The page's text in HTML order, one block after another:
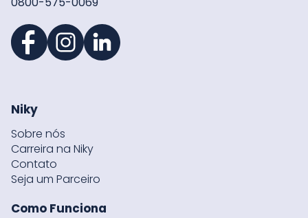
Niky
Sobre nós
Carreira na Niky
Contato
Seja um Parceiro
Como Funciona